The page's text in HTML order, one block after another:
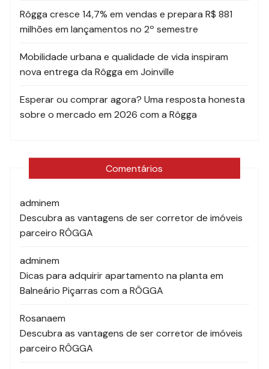
Rôgga cresce 14,7% em vendas e prepara R$ 881
milhões em lançamentos no 2º semestre
Mobilidade urbana e qualidade de vida inspiram
nova entrega da Rôgga em Joinville
Esperar ou comprar agora? Uma resposta honesta
sobre o mercado em 2026 com a Rôgga
Comentários
adminem
Descubra as vantagens de ser corretor de imóveis
parceiro RÔGGA
adminem
Dicas para adquirir apartamento na planta em
Balneário Piçarras com a RÔGGA
Rosanaem
Descubra as vantagens de ser corretor de imóveis
parceiro RÔGGA